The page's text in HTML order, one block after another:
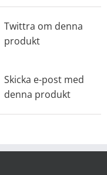
Twittra om denna
produkt
Skicka e-post med
denna produkt